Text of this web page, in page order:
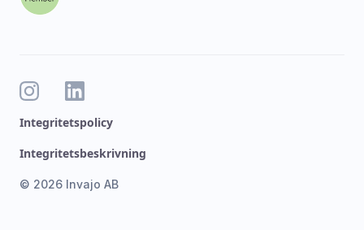
© 2026 Invajo AB
Integritetspolicy
Integritetsbeskrivning